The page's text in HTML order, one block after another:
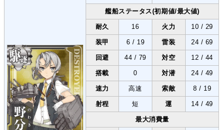
艦船ステータス(初期値/最大値)
耐久 16 火力 10 / 29
装甲 6 / 19 雷装 24 / 69
回避 44 / 79 対空 12 / 44
搭載 0 対潜 24 / 49
速力 高速 索敵 8 / 19
射程 短 運 14 / 49
最大消費量